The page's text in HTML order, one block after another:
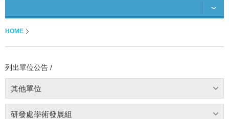
HOME
列出單位公告 /
其他單位
研發處學術發展組